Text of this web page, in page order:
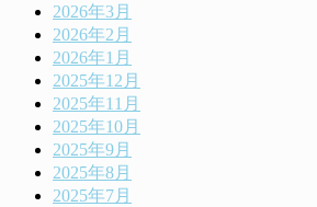
2026年3月
2026年2月
2026年1月
2025年12月
2025年11月
2025年10月
2025年9月
2025年8月
2025年7月